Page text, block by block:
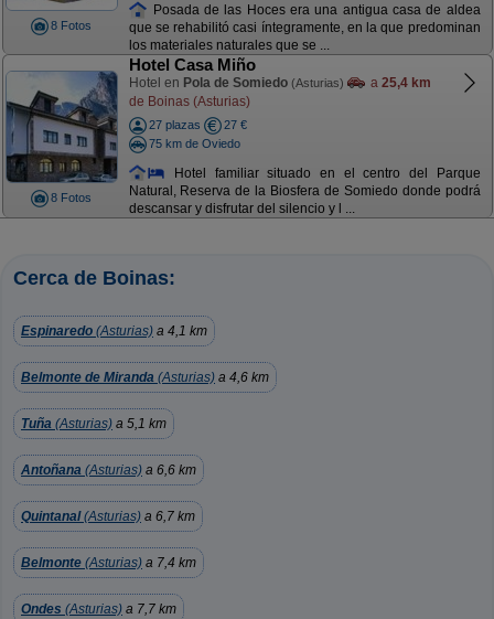
8 Fotos
Posada de las Hoces era una antigua casa de aldea
que se rehabilitó casi íntegramente, en la que predominan
los materiales naturales que se ...
8 Fotos
Hotel Casa Miño
Hotel en Pola de Somiedo (Asturias) a 25,4 km
de Boinas (Asturias)
27 plazas
27 €
75 km de Oviedo
Hotel familiar situado en el centro del Parque
Natural, Reserva de la Biosfera de Somiedo donde podrá
descansar y disfrutar del silencio y l ...
Cerca de Boinas:
Espinaredo (Asturias) a 4,1 km
Belmonte de Miranda (Asturias) a 4,6 km
Tuña (Asturias) a 5,1 km
Antoñana (Asturias) a 6,6 km
Quintanal(Asturias) a 6,7 km
Belmonte (Asturias) a 7,4 km
Ondes (Asturias) a 7,7 km